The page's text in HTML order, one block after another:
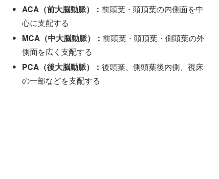
ACA（前大脳動脈）：前頭葉・頭頂葉の内側面を中
心に支配する
MCA（中大脳動脈）：前頭葉・頭頂葉・側頭葉の外
側面を広く支配する
PCA（後大脳動脈）：後頭葉、側頭葉後内側、視床
の一部などを支配する